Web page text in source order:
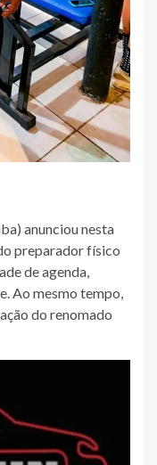
anunciou nesta
preparador físico
de agenda,
Ao mesmo tempo,
do renomado